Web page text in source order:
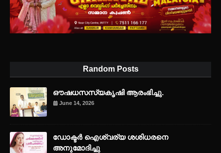
Random Posts
ഔഷധസസ്യകൃഷി ആരംഭിച്ചു.
June 14, 2026
ഡോക്ടർ ഐശ്വര്യ ശശിധരനെ
അനുമോദിച്ചു